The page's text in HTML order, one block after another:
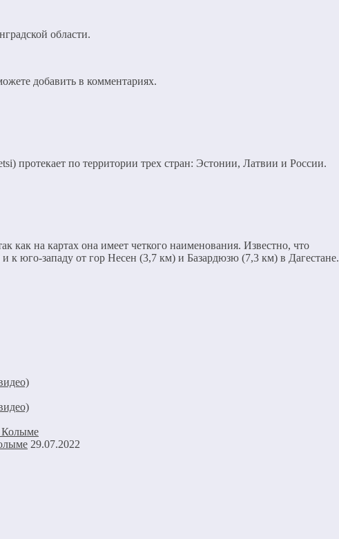
области.
добавить в комментариях.
протекает по территории трех стран: Эстонии, Латвии и России.
как на картах она имеет четкого наименования. Известно, что
к юго-западу от гор Несен (3,7 км) и Базардюзю (7,3 км) в Дагестане.
29.07.2022